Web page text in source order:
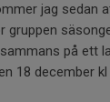
jag
gruppen
på ett
18 december kl